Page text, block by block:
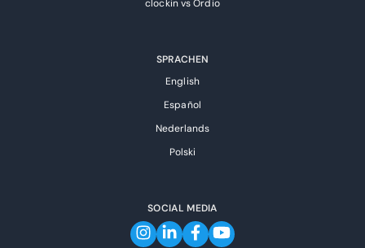
clockin vs Ordio
SPRACHEN
English
Español
Nederlands
Polski
SOCIAL MEDIA